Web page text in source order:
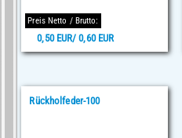
Preis Netto / Brutto:
0,50 EUR/ 0,60 EUR
Rückholfeder-100